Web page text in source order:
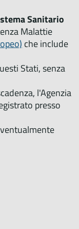
Sanitario
Malattie
che include
Stati, senza
l'Agenzia
presso